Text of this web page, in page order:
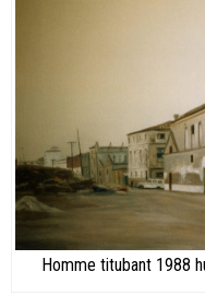
Homme titubant 1988